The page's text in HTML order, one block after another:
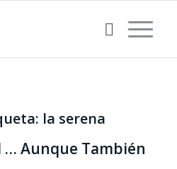
la serena
… Aunque También